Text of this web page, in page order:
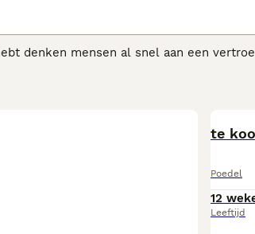
denken mensen al snel aan een
te
Poedel
12
Leeftijd